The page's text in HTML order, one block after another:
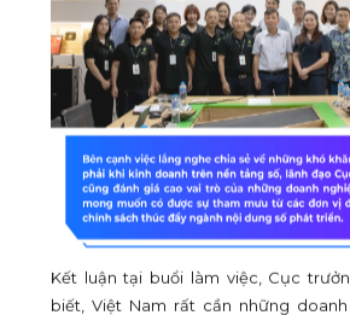
Kết luận tại buổi làm việc, Cục
biết, Việt Nam rất cần những